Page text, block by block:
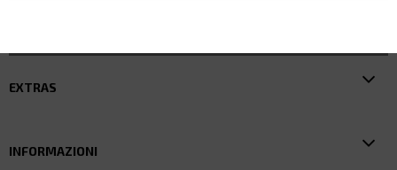
EXTRAS
INFORMAZIONI